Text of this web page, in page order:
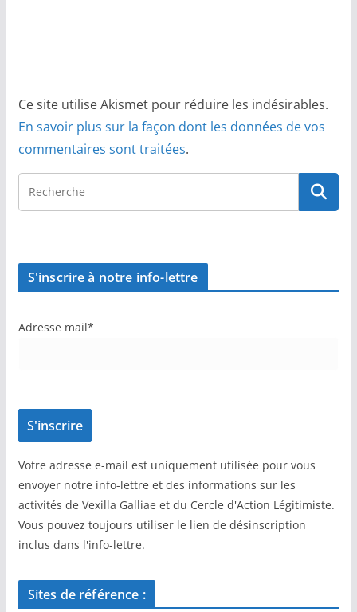
Ce site utilise Akismet pour réduire les indésirables.
En savoir plus sur la façon dont les données de vos
commentaires sont traitées.
S'inscrire à notre info-lettre
Adresse mail*
Votre adresse e-mail est uniquement utilisée pour vous
envoyer notre info-lettre et des informations sur les
activités de Vexilla Galliae et du Cercle d'Action Légitimiste.
Vous pouvez toujours utiliser le lien de désinscription
inclus dans l'info-lettre.
Sites de référence :